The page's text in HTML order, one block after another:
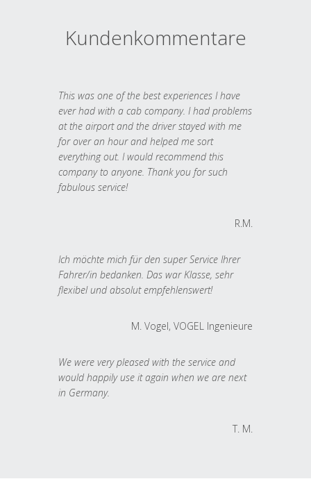
Kundenkommentare
This was one of the best experiences I have
ever had with a cab company. I had problems
at the airport and the driver stayed with me
for over an hour and helped me sort
everything out. I would recommend this
company to anyone. Thank you for such
fabulous service!
R.M.
Ich möchte mich für den super Service Ihrer
Fahrer/in bedanken. Das war Klasse, sehr
flexibel und absolut empfehlenswert!
M. Vogel, VOGEL Ingenieure
We were very pleased with the service and
would happily use it again when we are next
in Germany.
T. M.